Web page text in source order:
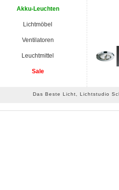
Akku-Leuchten
Lichtmöbel
Ventilatoren
Leuchtmittel
Sale
Das Beste Licht, Lichtstudio